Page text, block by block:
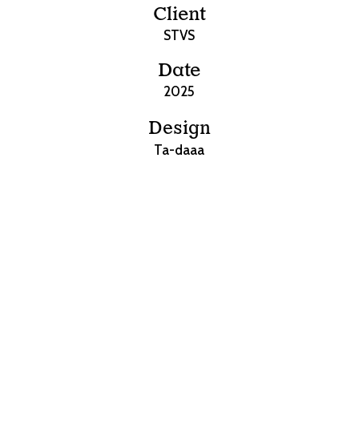
Client
STVS
Date
2025
Design
Ta-daaa